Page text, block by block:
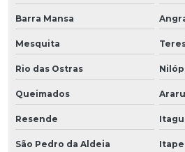
Barra Mansa
Mesquita
Rio das Ostras
Queimados
Resende
São Pedro da Aldeia